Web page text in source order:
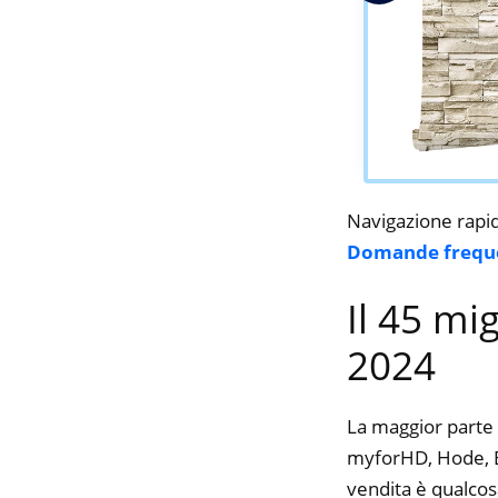
Navigazione
Domande
Il 45
2024
La maggior
myforHD, Hode,
vendita è